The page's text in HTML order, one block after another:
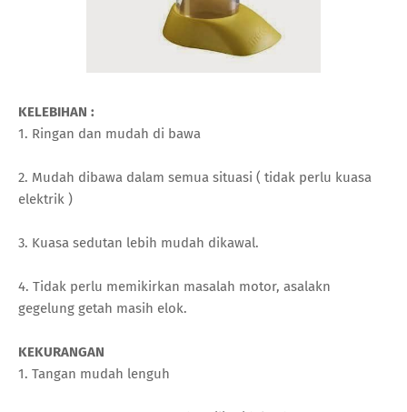
KELEBIHAN :
1. Ringan dan mudah di bawa
2. Mudah dibawa dalam semua situasi ( tidak perlu kuasa
elektrik )
3. Kuasa sedutan lebih mudah dikawal.
4. Tidak perlu memikirkan masalah motor, asalakn
gegelung getah masih elok.
KEKURANGAN
1. Tangan mudah lenguh